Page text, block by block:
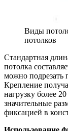
Виды
потолков
Стандартная
потолка
можно
Крепление
нагрузку более
значительные
фиксацией в